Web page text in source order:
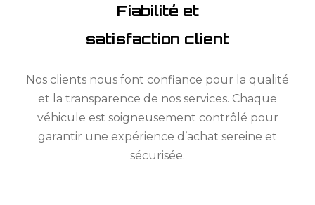
Fiabilité et
satisfaction client
Nos clients nous font confiance pour la qualité
et la transparence de nos services. Chaque
véhicule est soigneusement contrôlé pour
garantir une expérience d’achat sereine et
sécurisée.